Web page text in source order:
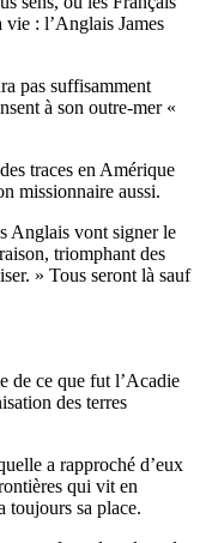
vie : l’Anglais James
pas suffisamment
à son outre-mer «
traces en Amérique
missionnaire aussi.
Anglais vont signer le
triomphant des
» Tous seront là sauf
de ce que fut l’Acadie
des terres
a rapproché d’eux
qui vit en
toujours sa place.